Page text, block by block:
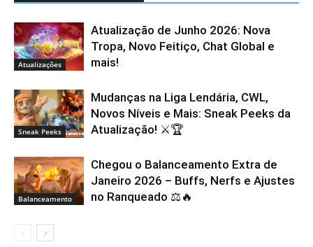
Atualizações
Atualização de Junho 2026: Nova
Tropa, Novo Feitiço, Chat Global e
mais!
Sneak Peeks
Mudanças na Liga Lendária, CWL,
Novos Níveis e Mais: Sneak Peeks da
Atualização! ⚔️🏆
Balanceamento
Chegou o Balanceamento Extra de
Janeiro 2026 – Buffs, Nerfs e Ajustes
no Ranqueado ⚖️🔥